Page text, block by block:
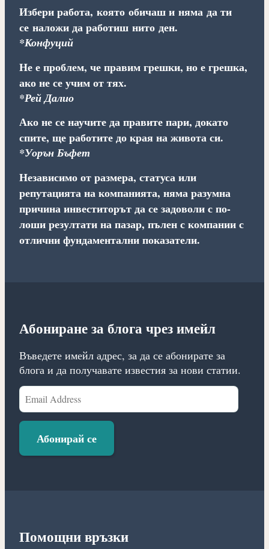
Избери работа, която обичаш и няма да ти
се наложи да работиш нито ден.
*Конфуций
Не е проблем, че правим грешки, но е грешка,
ако не се учим от тях.
*Рей Далио
Ако не се научите да правите пари, докато
спите, ще работите до края на живота си.
*Уорън Бъфет
Независимо от размера, статуса или
репутацията на компанията, няма разумна
причина инвеститорът да се задоволи с по-
лоши резултати на пазар, пълен с компании с
отлични фундаментални показатели.
Абониране за блога чрез имейл
Въведете имейл адрес, за да се абонирате за
блога и да получавате известия за нови статии.
Email
Address
Абонирай се
Помощни връзки